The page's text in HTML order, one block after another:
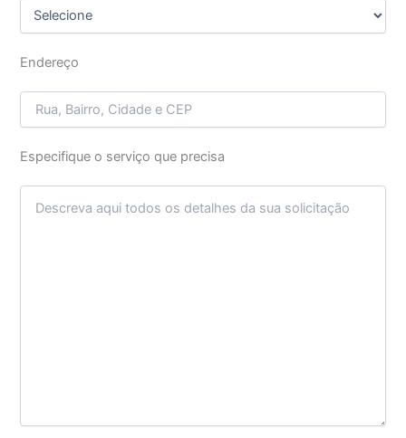
Endereço
Especifique o serviço que precisa